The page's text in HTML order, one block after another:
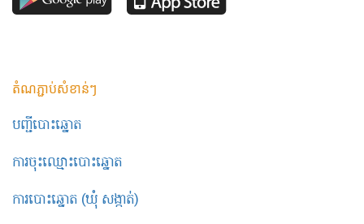
តំណភ្ជាប់សំខាន់ៗ
បញ្ជីបោះឆ្នោត
ការចុះឈ្មោះបោះឆ្នោត
ការបោះឆ្នោត (ឃុំ សង្កាត់)